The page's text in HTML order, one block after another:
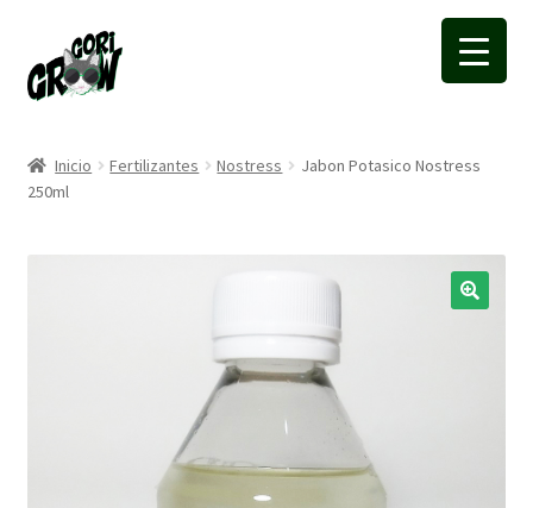
a
la
a
la
Inicio Fertilizantes Nostress
Jabon Potasico Nostress
250ml